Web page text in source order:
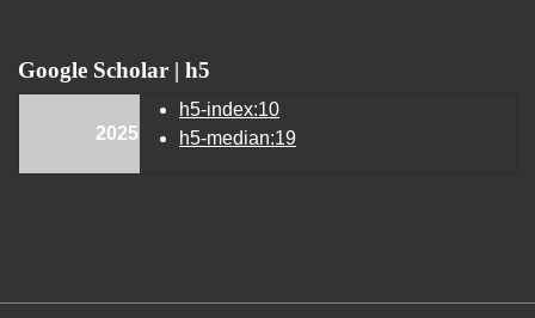
Google Scholar | h5
2025
h5-index:10
h5-median:19